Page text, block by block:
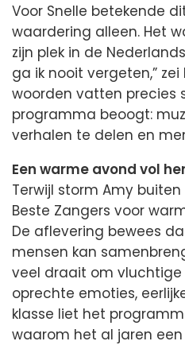
Voor Snelle betekende
waardering alleen. Het
zijn plek in de
ga ik nooit vergeten,”
woorden vatten precies
programma beoogt:
verhalen te delen en
Een warme avond vol
Terwijl storm Amy
Beste Zangers voor
De aflevering bewees
mensen kan
veel draait om vluchtige
oprechte emoties,
klasse liet het
waarom het al jaren een